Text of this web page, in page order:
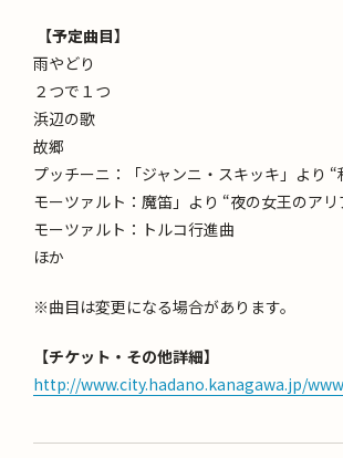
【予定曲目】
雨やどり
２つで１つ
浜辺の歌
故郷
プッチーニ：「ジャンニ・スキッキ」より “
モーツァルト：魔笛」より “夜の女王のアリ
モーツァルト：トルコ行進曲
ほか
※曲目は変更になる場合があります。
【チケット・その他詳細】
http://www.city.hadano.kanagawa.jp/